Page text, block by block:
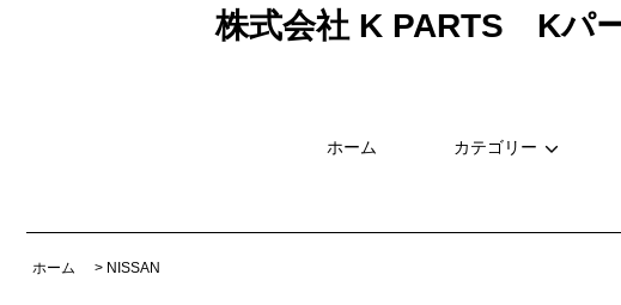
株式会社 K PARTS Kパ
ホーム カテゴリー
ホーム > NISSAN